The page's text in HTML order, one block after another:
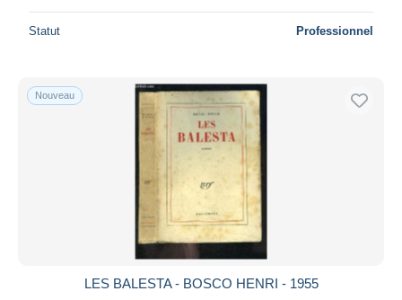
Statut Professionnel
Nouveau
LES BALESTA - BOSCO HENRI - 1955